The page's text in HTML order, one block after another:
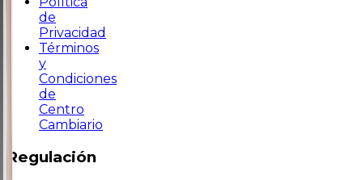
de
Privacidad
Términos
y
Condiciones
de
Centro
Cambiario
Regulación